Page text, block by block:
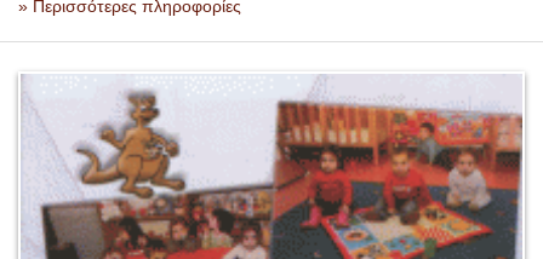
» Περισσότερες πληροφορίες